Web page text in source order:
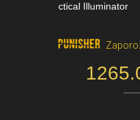
ctical Illuminator